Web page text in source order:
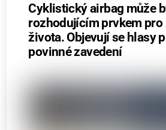
Cyklistický airbag může
rozhodujícím prvkem pro
života. Objevují se hlasy
povinné zavedení